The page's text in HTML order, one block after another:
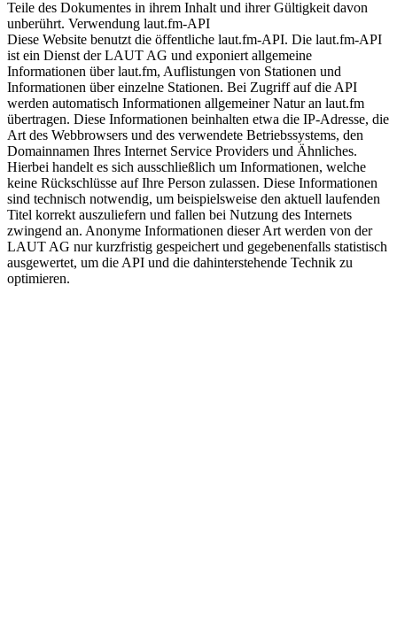
Teile des Dokumentes in ihrem Inhalt und ihrer Gültigkeit davon
unberührt. Verwendung laut.fm-API
Diese Website benutzt die öffentliche laut.fm-API. Die laut.fm-API
ist ein Dienst der LAUT AG und exponiert allgemeine
Informationen über laut.fm, Auflistungen von Stationen und
Informationen über einzelne Stationen. Bei Zugriff auf die API
werden automatisch Informationen allgemeiner Natur an laut.fm
übertragen. Diese Informationen beinhalten etwa die IP-Adresse, die
Art des Webbrowsers und des verwendete Betriebssystems, den
Domainnamen Ihres Internet Service Providers und Ähnliches.
Hierbei handelt es sich ausschließlich um Informationen, welche
keine Rückschlüsse auf Ihre Person zulassen. Diese Informationen
sind technisch notwendig, um beispielsweise den aktuell laufenden
Titel korrekt auszuliefern und fallen bei Nutzung des Internets
zwingend an. Anonyme Informationen dieser Art werden von der
LAUT AG nur kurzfristig gespeichert und gegebenenfalls statistisch
ausgewertet, um die API und die dahinterstehende Technik zu
optimieren.